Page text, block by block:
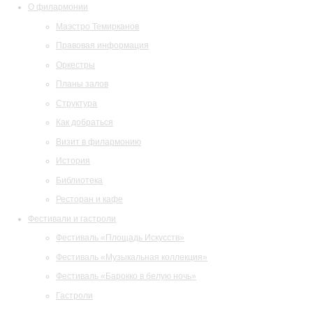
О филармонии
Маэстро Темирканов
Правовая информация
Оркестры
Планы залов
Структура
Как добраться
Визит в филармонию
История
Библиотека
Ресторан и кафе
Фестивали и гастроли
Фестиваль «Площадь Искусств»
Фестиваль «Музыкальная коллекция»
Фестиваль «Барокко в белую ночь»
Гастроли